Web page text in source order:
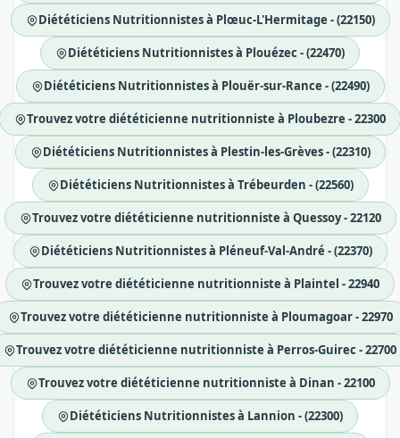
Diététiciens Nutritionnistes à Plœuc-L'Hermitage - (22150)
Diététiciens Nutritionnistes à Plouézec - (22470)
Diététiciens Nutritionnistes à Plouër-sur-Rance - (22490)
Trouvez votre diététicienne nutritionniste à Ploubezre - 22300
Diététiciens Nutritionnistes à Plestin-les-Grèves - (22310)
Diététiciens Nutritionnistes à Trébeurden - (22560)
Trouvez votre diététicienne nutritionniste à Quessoy - 22120
Diététiciens Nutritionnistes à Pléneuf-Val-André - (22370)
Trouvez votre diététicienne nutritionniste à Plaintel - 22940
Trouvez votre diététicienne nutritionniste à Ploumagoar - 22970
Trouvez votre diététicienne nutritionniste à Perros-Guirec - 22700
Trouvez votre diététicienne nutritionniste à Dinan - 22100
Diététiciens Nutritionnistes à Lannion - (22300)